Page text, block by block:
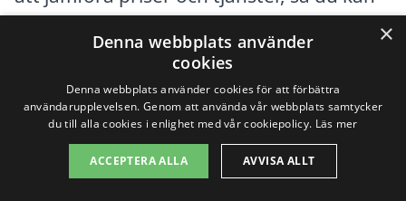
välja det alternativ som passar dina behov
bäst. Oavsett om du ska asfaltera en
uppfart, en väg eller en parkeringsplats,
är det viktigt att få professionell hjälp för
att säkerställa ett bra resultat.
×
Denna webbplats använder
cookies
Denna webbplats använder cookies för att förbättra
användarupplevelsen. Genom att använda vår webbplats samtycker
du till alla cookies i enlighet med vår cookiepolicy. Läs mer
ACCEPTERA ALLA AVVISA ALLT